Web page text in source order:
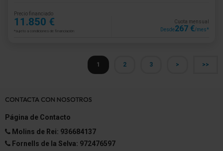
Precio financiado
11.850 €
*sujeto a condiciones de financiación
Cuota mensual
Desde267 €/mes*
1 2 3 > >>
CONTACTA CON NOSOTROS
Página de Contacto
Molins de Rei: 936684137
Fornells de la Selva: 972476597